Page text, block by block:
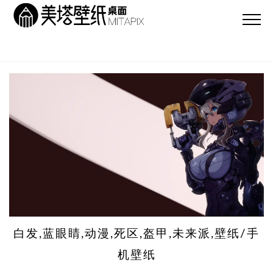
白发,蓝眼睛,动漫,死区,盔甲,未来派,壁纸/手
机壁纸